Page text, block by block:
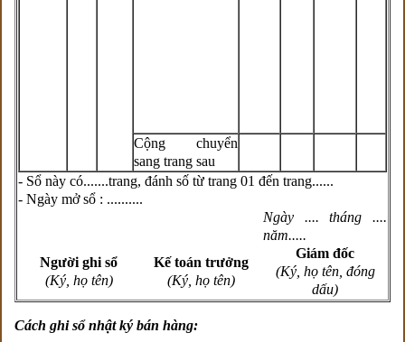
Cộng chuyển
sang trang sau
- Sổ này có.......trang, đánh số từ trang 01 đến trang......
- Ngày mở sổ : ..........
Ngày .... tháng ....
năm.....
Người ghi sổ
(Ký, họ tên)
Kế toán trưởng
(Ký, họ tên)
Giám đốc
(Ký, họ tên, đóng
dấu)
Cách ghi sổ nhật ký bán hàng: